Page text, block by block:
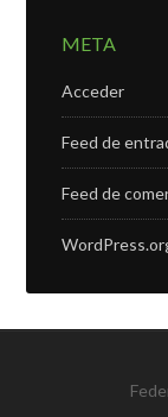
META
Acceder
Feed de
Feed de